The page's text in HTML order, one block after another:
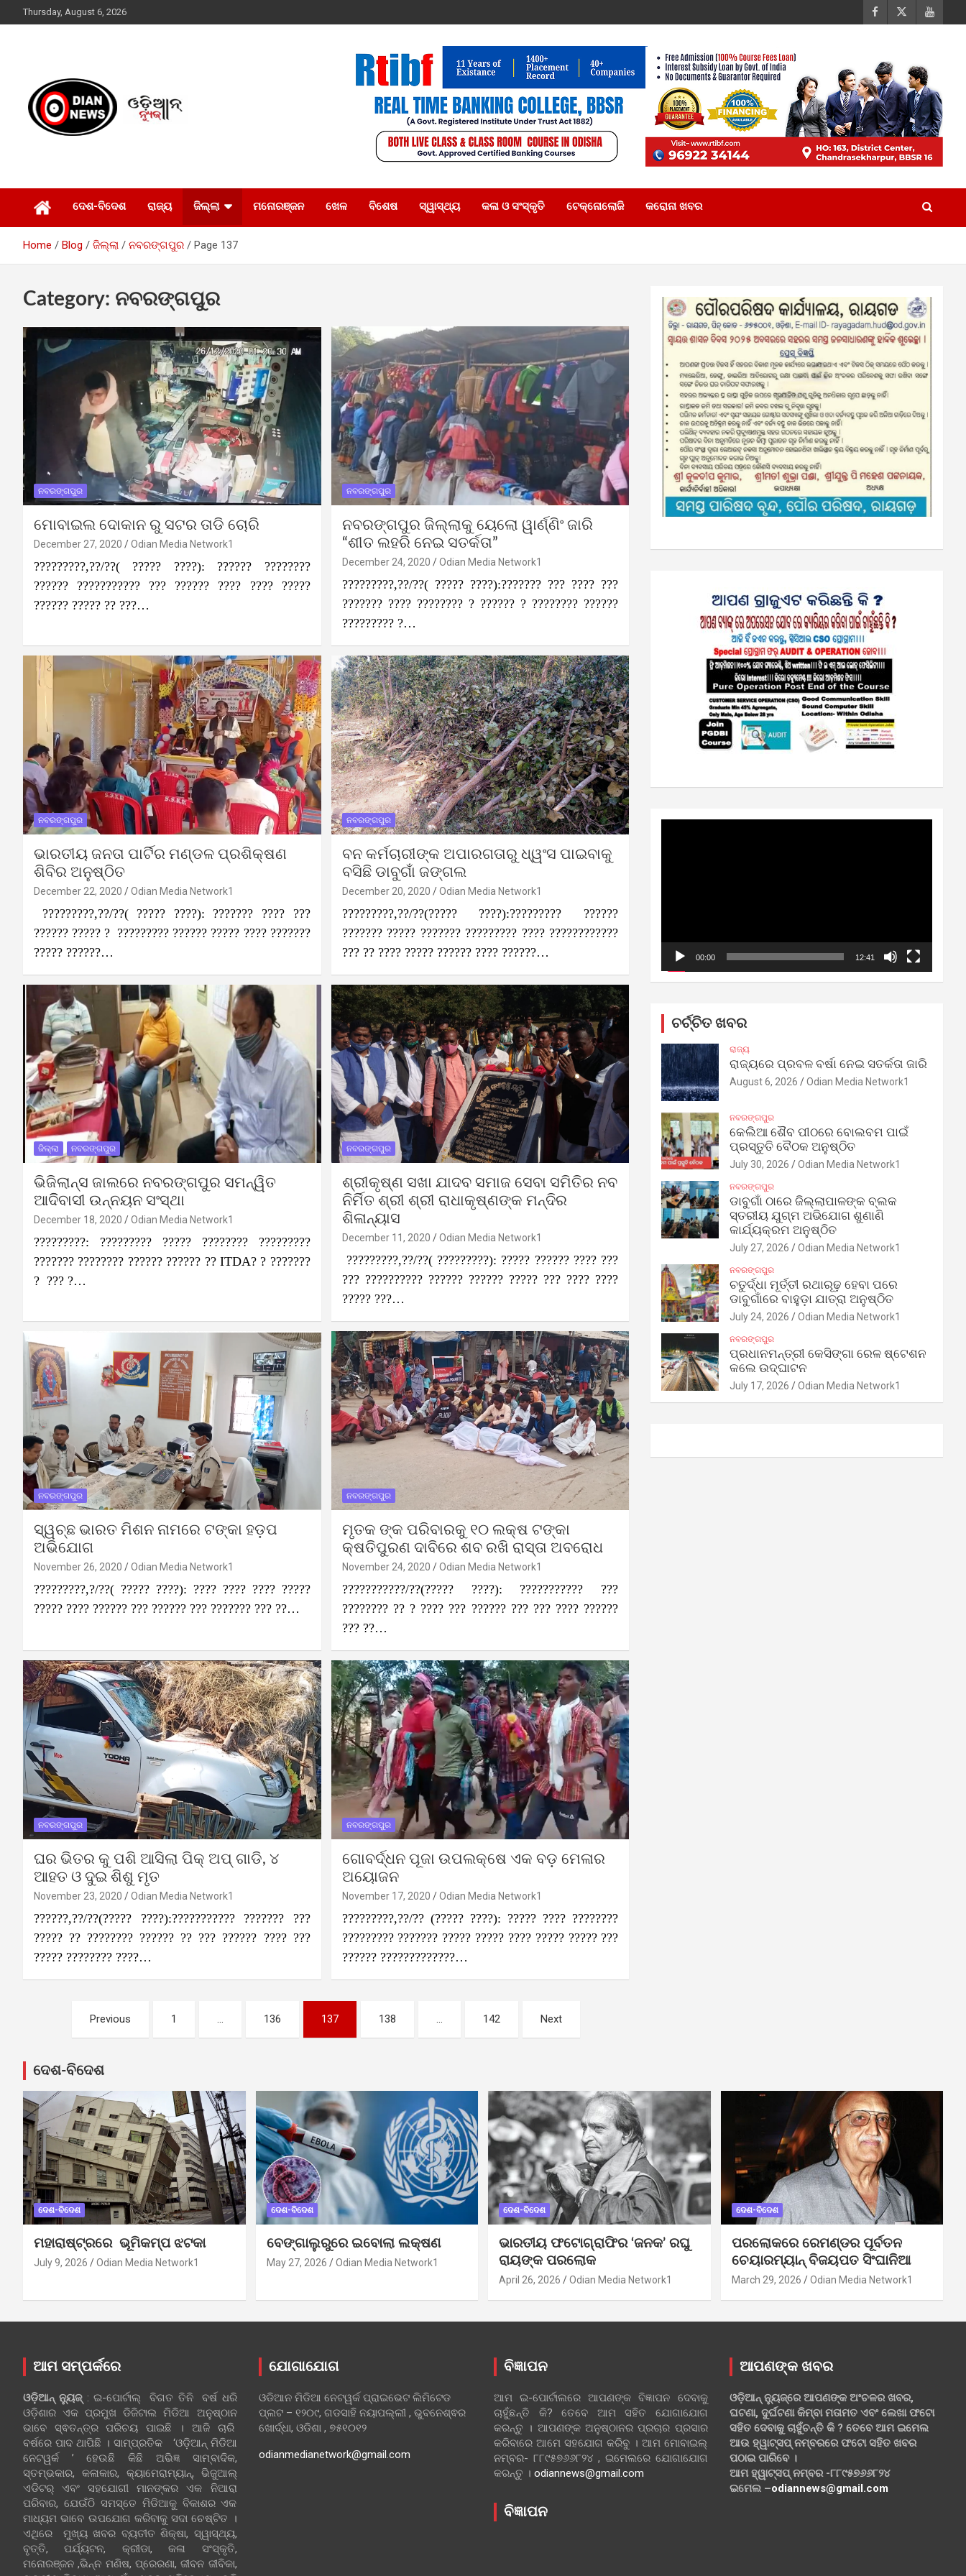
to
Thursday, August 6, 2026
ଦେଶ-ବିଦେଶ ରାଜ୍ୟ ଜିଲ୍ଲା ମନୋରଞ୍ଜନ ଖେଳ ବିଶେଷ ସ୍ୱାସ୍ଥ୍ୟ କଳା ଓ ସଂସ୍କୃତି ଟେକ୍ନୋଲୋଜି କରୋନା ଖବର
Home Blog ଜିଲ୍ଲା ନବରଙ୍ଗପୁର Page 137
Category: ନବରଙ୍ଗପୁର
ନବରଙ୍ଗପୁର
ମୋବାଇଲ ଦୋକାନ ରୁ ସଟର ତାଡି ଚୋରି
December 27, 2020 Odian Media Network1
?????????,??/??( ????? ????): ?????? ????????
?????? ??????????? ??? ?????? ???? ???? ?????
?????? ????? ?? ???…
ନବରଙ୍ଗପୁର
ନବରଙ୍ଗପୁର ଜିଲ୍ଲାକୁ ୟେଲୋ ୱାର୍ଣ୍ଣିଂ ଜାରି
“ଶୀତ ଲହରି ନେଇ ସତର୍କତା”
December 24, 2020 Odian Media Network1
?????????,??/??( ????? ????):??????? ??? ???? ???
??????? ???? ???????? ? ?????? ? ???????? ??????
????????? ?…
ନବରଙ୍ଗପୁର
ଭାରତୀୟ ଜନତା ପାର୍ଟିର ମଣ୍ଡଳ ପ୍ରଶିକ୍ଷଣ
ଶିବିର ଅନୁଷ୍ଠିତ
December 22, 2020 Odian Media Network1
?????????,??/??( ????? ????): ??????? ???? ???
?????? ????? ? ????????? ?????? ????? ???? ???????
????? ??????…
ନବରଙ୍ଗପୁର
ବନ କର୍ମଚାରୀଙ୍କ ଅପାରଗତାରୁ ଧ୍ୱଂସ ପାଇବାକୁ
ବସିଛି ଡାବୁଗାଁ ଜଙ୍ଗଲ
December 20, 2020 Odian Media Network1
?????????,??/??(????? ????):????????? ??????
??????? ????? ??????? ????????? ???? ????????????
??? ?? ???? ????? ?????? ???? ??????…
ଜିଲ୍ଲା ନବରଙ୍ଗପୁର
ଭିଜିଲାନ୍ସ ଜାଲରେ ନବରଙ୍ଗପୁର ସମନ୍ୱିତ
ଆଦିିବାସୀ ଉନ୍ନୟନ ସଂସ୍ଥା
December 18, 2020 Odian Media Network1
?????????: ????????? ????? ???????? ?????????
??????? ???????? ?????? ?????? ?? ITDA? ? ???????
? ??? ?…
ନବରଙ୍ଗପୁର
ଶ୍ରୀକୃଷ୍ଣ ସଖା ଯାଦବ ସମାଜ ସେବା ସମିତିର ନବ
ନିର୍ମିତ ଶ୍ରୀ ଶ୍ରୀ ରାଧାକୃଷ୍ଣଙ୍କ ମନ୍ଦିର
ଶିଳାନ୍ୟାସ
December 11, 2020 Odian Media Network1
?????????,??/??( ?????????): ????? ?????? ???? ???
??? ?????????? ?????? ?????? ????? ??? ???? ????
????? ???…
ନବରଙ୍ଗପୁର
ସ୍ୱଚ୍ଛ ଭାରତ ମିଶନ ନାମରେ ଟଙ୍କା ହଡ଼ପ
ଅଭିଯୋଗ
November 26, 2020 Odian Media Network1
?????????,?/??( ????? ????): ???? ???? ???? ?????
????? ???? ?????? ??? ?????? ??? ??????? ??? ??…
ନବରଙ୍ଗପୁର
ମୃତକ ଙ୍କ ପରିବାରକୁ ୧୦ ଲକ୍ଷ ଟଙ୍କା
କ୍ଷତିପୁରଣ ଦାବିରେ ଶବ ରଖି ରାସ୍ତା ଅବରୋଧ
November 24, 2020 Odian Media Network1
???????????/??(????? ????): ??????????? ???
???????? ?? ? ???? ??? ?????? ??? ??? ???? ??????
??? ??…
ନବରଙ୍ଗପୁର
ଘର ଭିତର କୁ ପଶି ଆସିଲା ପିକ୍ ଅପ୍ ଗାଡି, ୪
ଆହତ ଓ ଦୁଇ ଶିଶୁ ମୃତ
November 23, 2020 Odian Media Network1
??????,??/??(????? ????):??????????? ??????? ???
????? ?? ???????? ?????? ?? ??? ?????? ???? ???
????? ???????? ????…
ନବରଙ୍ଗପୁର
ଗୋବର୍ଦ୍ଧନ ପୂଜା ଉପଲକ୍ଷେ ଏକ ବଡ଼ ମେଳାର
ଅୟୋଜନ
November 17, 2020 Odian Media Network1
?????????,??/?? (????? ????): ????? ???? ????????
????????? ??????? ????? ????? ???? ????? ????? ???
?????? ?????????????…
pagination
Previous 1 … 136 137 138 … 142 Next
00:00 12:41
ଚର୍ଚ୍ଚିତ ଖବର
ରାଜ୍ୟ
ରାଜ୍ୟରେ ପ୍ରବଳ ବର୍ଷା ନେଇ ସତର୍କତା ଜାରି
August 6, 2026 Odian Media Network1
ନବରଙ୍ଗପୁର
କେଲିଆ ଶୈବ ପୀଠରେ ବୋଲବମ ପାଇଁ
ପ୍ରସ୍ତୁତି ବୈଠକ ଅନୁଷ୍ଠିତ
July 30, 2026 Odian Media Network1
ନବରଙ୍ଗପୁର
ଡାବୁଗାଁ ଠାରେ ଜିଲ୍ଲାପାଳଙ୍କ ବ୍ଲକ
ସ୍ତରୀୟ ଯୁଗ୍ମ ଅଭିଯୋଗ ଶୁଣାଣି
କାର୍ଯ୍ୟକ୍ରମ ଅନୁଷ୍ଠିତ
July 27, 2026 Odian Media Network1
ନବରଙ୍ଗପୁର
ଚତୁର୍ଦ୍ଧା ମୂର୍ତ୍ତୀ ରଥାରୂଢ଼ ହେବା ପରେ
ଡାବୁଗାଁରେ ବାହୁଡ଼ା ଯାତ୍ରା ଅନୁଷ୍ଠିତ
July 24, 2026 Odian Media Network1
ନବରଙ୍ଗପୁର
ପ୍ରଧାନମନ୍ତ୍ରୀ କେସିଙ୍ଗା ରେଳ ଷ୍ଟେଶନ
କଲେ ଉଦ୍‌ଘାଟନ
July 17, 2026 Odian Media Network1
ଦେଶ-ବିଦେଶ
ଦେଶ-ବିଦେଶ
ମହାରାଷ୍ଟ୍ରରେ ଭୂମିକମ୍ପ ଝଟକା
July 9, 2026 Odian Media Network1
ଦେଶ-ବିଦେଶ
ବେଙ୍ଗାଲୁରୁରେ ଇବୋଲା ଲକ୍ଷଣ
May 27, 2026 Odian Media Network1
ଦେଶ-ବିଦେଶ
ଭାରତୀୟ ଫଟୋଗ୍ରାଫିର ‘ଜନକ’ ରଘୁ
ରାୟଙ୍କ ପରଲୋକ
April 26, 2026 Odian Media Network1
ଦେଶ-ବିଦେଶ
ପରଲୋକରେ ରେମଣ୍ଡର ପୂର୍ବତନ
ଚେୟାରମ୍ୟାନ୍ ବିଜୟପତ ସିଂଘାନିଆ
March 29, 2026 Odian Media Network1
ଆମ ସମ୍ପର୍କରେ
ଓଡ଼ିଆନ୍‍ ନ୍ୟୁଜ୍‍: ଇ-ପୋର୍ଟାଲ୍ ବିଗତ ତିନି ବର୍ଷ ଧରି
ଓଡ଼ିଶାର ଏକ ପ୍ରମୁଖ ଡିଜିଟାଲ ମିଡିଆ ଅନୁଷ୍ଠାନ
ଭାବେ ସ୍ଵତନ୍ତ୍ର ପରିଚୟ ପାଇଛି । ଆଜି ଚାରି
ବର୍ଷରେ ପାଦ ଥାପିଛି । ସାମ୍ପ୍ରତିକ ‘ଓଡ଼ିଆନ୍‍ ମିଡିଆ
ନେଟୱର୍କ ’ ହେଉଛି କିଛି ଅଭିଜ୍ଞ ସାମ୍ବାଦିକ,
ସ୍ତମ୍ଭକାର, କଳାକାର, କ୍ୟାମେରାମ୍ୟାନ୍, ଭିଜୁଆଲ୍
ଏଡିଟର୍ ଏବଂ ସହଯୋଗୀ ମାନଙ୍କର ଏକ ନିଆରା
ପରିବାର, ଯେଉଁଠି ସମସ୍ତେ ମିଡିଆକୁ ବିକାଶର ଏକ
ମାଧ୍ୟମ ଭାବେ ଉପଯୋଗ କରିବାକୁ ସଦା ଚେଷ୍ଟିତ ।
ଏଥିରେ ମୁଖ୍ୟ ଖବର ବ୍ୟତୀତ ଶିକ୍ଷା, ସ୍ୱାସ୍ଥ୍ୟ,
ବୃତ୍ତି, ପର୍ଯ୍ୟଟନ, କ୍ରୀଡା, କଳା ସଂସ୍କୃତି,
ମନୋରଞ୍ଜନ ,ଭିନ୍ନ ମଣିଷ, ପ୍ରେରଣା, ଜୀବନ ଜୀବିକା,
ଯୋଗାଯୋଗ
ଓଡିଆନ ମିଡିଆ ନେଟୱର୍କ ପ୍ରାଇଭେଟ ଲିମିଟେଡ
ପ୍ଲଟ – ୧୨୦୯, ଗଡସାହି ନୟାପଲ୍ଲୀ , ଭୁବନେଶ୍ଵର
ଖୋର୍ଦ୍ଧା, ଓଡିଶା , ୭୫୧୦୧୨
odianmedianetwork@gmail.com
ବିଜ୍ଞାପନ
ଆମ ଇ-ପୋର୍ଟାଲରେ ଆପଣଙ୍କ ବିଜ୍ଞାପନ ଦେବାକୁ
ଚାହୁଁଛନ୍ତି କି? ତେବେ ଆମ ସହିତ ଯୋଗାଯୋଗ
କରନ୍ତୁ । ଆପଣଙ୍କ ଅନୁଷ୍ଠାନର ପ୍ରଚାର ପ୍ରସାର
କରିବାରେ ଆମେ ସହଯୋଗ କରିବୁ । ଆମ ମୋବାଇଲ୍
ନମ୍ବର- ୮୮୯୫୭୬୬୮୨୪ , ଇମେଲରେ ଯୋଗାଯୋଗ
କରନ୍ତୁ । odiannews@gmail.com
ବିଜ୍ଞାପନ
ଆପଣଙ୍କ ଖବର
ଓଡ଼ିଆନ୍ ନ୍ୟୁଜ୍‌ରେ ଆପଣଙ୍କ ଅଂଚଳର ଖବର,
ଘଟଣା, ଦୁର୍ଘଟଣା କିମ୍ବା ମତାମତ ଏବଂ ଲେଖା ଫଟୋ
ସହିତ ଦେବାକୁ ଚାହୁଁଚନ୍ତି କି ? ତେବେ ଆମ ଇମେଲ
ଆଉ ହ୍ୱାଟ୍‌ସପ୍ ନମ୍ବରରେ ଫଟୋ ସହିତ ଖବର
ପଠାଇ ପାରିବେ ।
ଆମ ହ୍ୱାଟ୍‌ସପ୍ ନମ୍ବର -୮୮୯୫୭୬୬୮୨୪
ଇମେଲ –odiannews@gmail.com